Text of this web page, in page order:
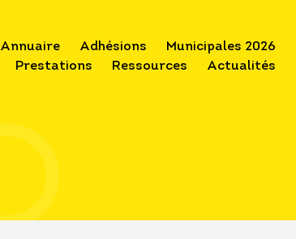
Annuaire Adhésions
Municipales 2026
Prestations
Ressources Actualités